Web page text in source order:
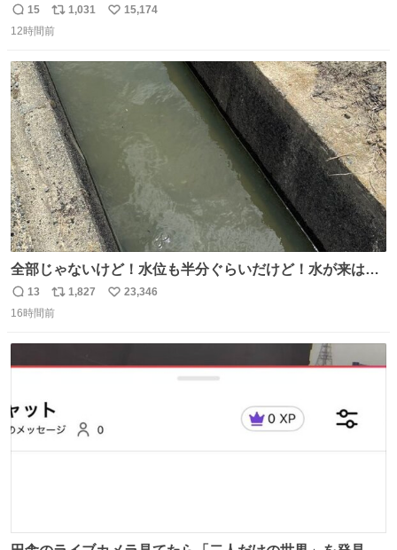
返
信
15
リ
ポ
ト
数
1,031
い
15,174
12時間前
全部じゃないけど！水位も半分ぐらいだけど！水が来はじ
めたよ！！！ 作業してくれた方々ありがとーーー
ー！！！！！！！！！！！！！！！！！！！！！！！！！
返
信
13
リ
ポ
1,827
い
23,346
16時間前